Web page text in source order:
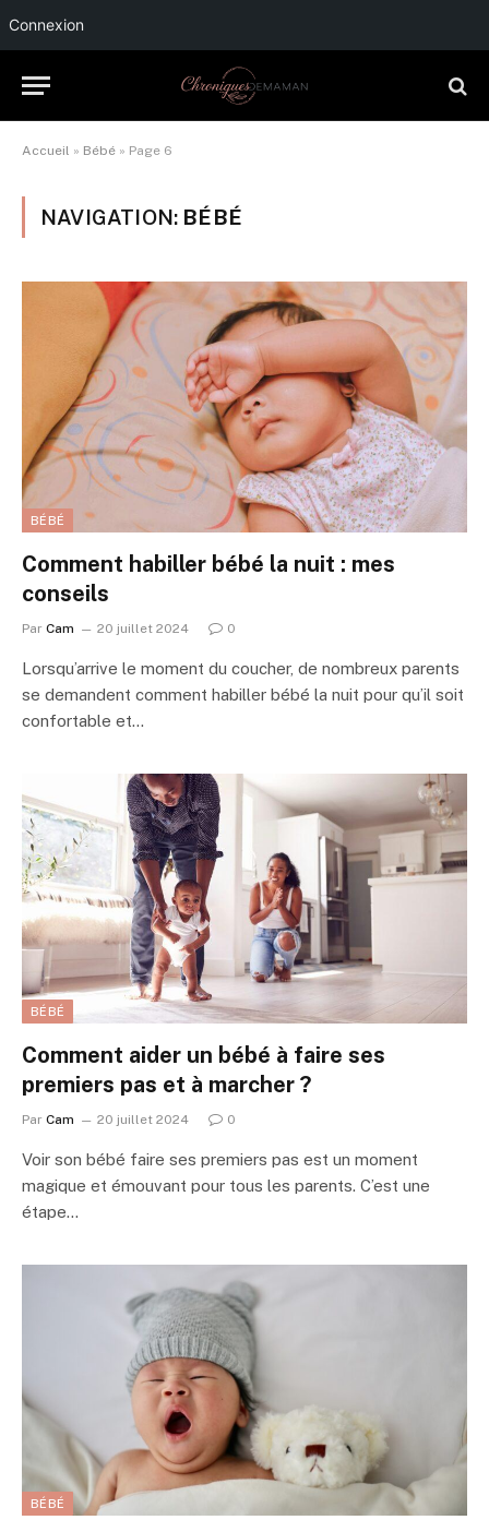
Connexion
Accueil » Bébé » Page 6
NAVIGATION: BÉBÉ
BÉBÉ
Comment habiller bébé la nuit : mes
conseils
Par Cam 20 juillet 2024 0
Lorsqu’arrive le moment du coucher, de nombreux parents
se demandent comment habiller bébé la nuit pour qu’il soit
confortable et…
BÉBÉ
Comment aider un bébé à faire ses
premiers pas et à marcher ?
Par Cam 20 juillet 2024 0
Voir son bébé faire ses premiers pas est un moment
magique et émouvant pour tous les parents. C’est une
étape…
BÉBÉ